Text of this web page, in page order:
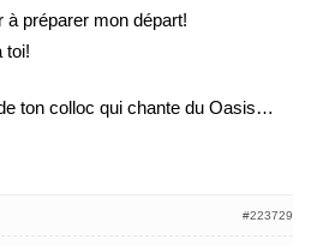
à préparer mon départ!
toi!
ton colloc qui chante du Oasis…
#223729